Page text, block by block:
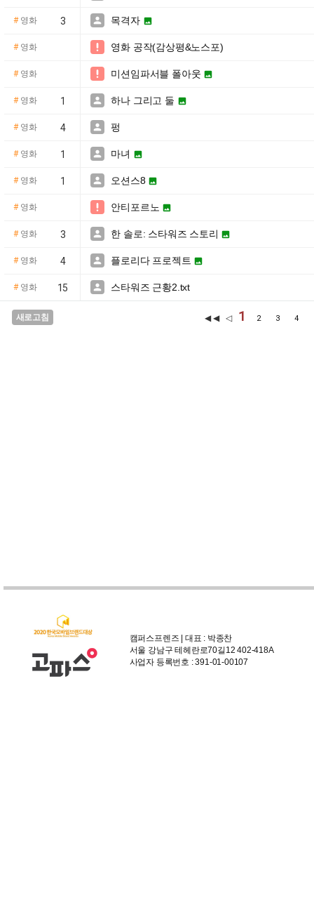
#영화 3  목격자 
#영화  영화 공작(감상평&노스포)
#영화  미션임파서블 폴아웃 
#영화 1  하나 그리고 둘 
#영화 4  펑
#영화 1  마녀 
#영화 1  오션스8 
#영화  안티포르노 
#영화 3  한 솔로: 스타워즈 스토리 
#영화 4  플로리다 프로젝트 
#영화 15  스타워즈 근황2.txt
새로고침 ◀◀ ◁ 1 2 3 4
캠퍼스프렌즈 | 대표 : 박종찬
서울 강남구 테헤란로70길12 402-418A
사업자 등록번호 : 391-01-00107